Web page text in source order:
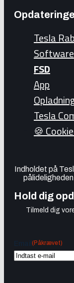
Tesla
Software
FSD
App
Tesla
🍪
Indholdet på
Hold dig
Tilmeld dig
(Påkrævet)